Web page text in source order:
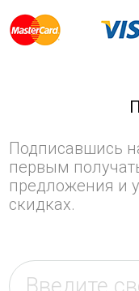
Подписавшись
первым
предложения и
скидках.